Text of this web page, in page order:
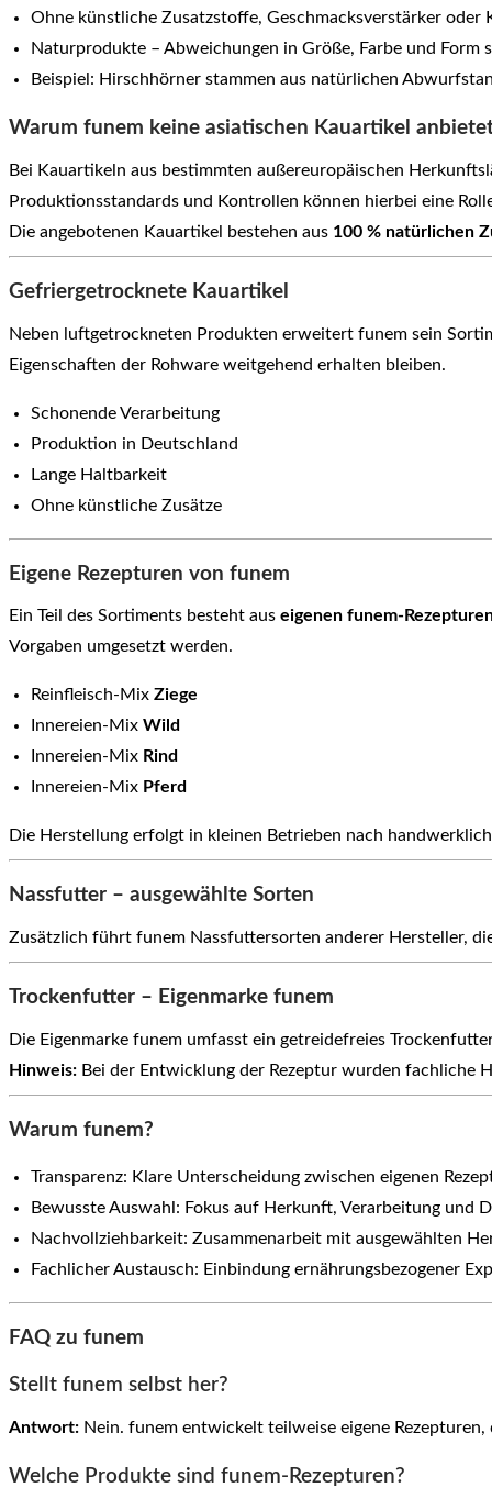
Ohne künstliche Zusatzstoffe, Geschmacksverstärker oder
Naturprodukte – Abweichungen in Größe, Farbe und Form
Beispiel: Hirschhörner stammen aus natürlichen
Warum funem keine asiatischen Kauartikel
Bei Kauartikeln aus bestimmten außereuropäischen
Produktionsstandards und Kontrollen können hierbei eine
Die angebotenen Kauartikel bestehen aus 100 % natürlichen
Gefriergetrocknete Kauartikel
Neben luftgetrockneten Produkten erweitert funem sein
Eigenschaften der Rohware weitgehend erhalten bleiben.
Schonende Verarbeitung
Produktion in Deutschland
Lange Haltbarkeit
Ohne künstliche Zusätze
Eigene Rezepturen von funem
Ein Teil des Sortiments besteht aus eigenen funem-
Vorgaben umgesetzt werden.
Reinfleisch-Mix Ziege
Innereien-Mix Wild
Innereien-Mix Rind
Innereien-Mix Pferd
Die Herstellung erfolgt in kleinen Betrieben nach
Nassfutter – ausgewählte Sorten
Zusätzlich führt funem Nassfuttersorten anderer Hersteller,
Trockenfutter – Eigenmarke funem
Die Eigenmarke funem umfasst ein getreidefreies
Hinweis: Bei der Entwicklung der Rezeptur wurden fachliche
Warum funem?
Transparenz: Klare Unterscheidung zwischen eigenen
Bewusste Auswahl: Fokus auf Herkunft, Verarbeitung und
Nachvollziehbarkeit: Zusammenarbeit mit ausgewählten
Fachlicher Austausch: Einbindung ernährungsbezogener
FAQ zu funem
Stellt funem selbst her?
Antwort: Nein. funem entwickelt teilweise eigene
Welche Produkte sind funem-Rezepturen?